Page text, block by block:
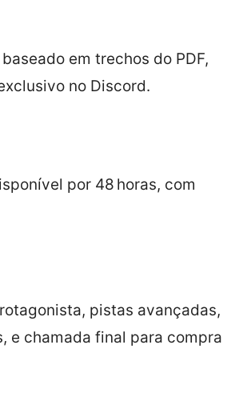
em trechos do PDF,
no Discord.
por 48 horas, com
pistas avançadas,
e chamada final para compra